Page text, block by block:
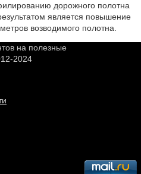
дорожного полотна
является повышение
возводимого полотна.
на полезные
2024